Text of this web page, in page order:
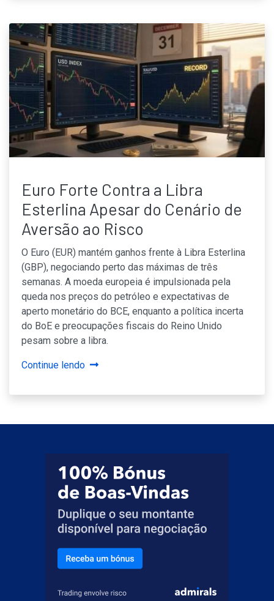
Euro Forte Contra a Libra
Esterlina Apesar do Cenário de
Aversão ao Risco
O Euro (EUR) mantém ganhos frente à Libra Esterlina
(GBP), negociando perto das máximas de três
semanas. A moeda europeia é impulsionada pela
queda nos preços do petróleo e expectativas de
aperto monetário do BCE, enquanto a política incerta
do BoE e preocupações fiscais do Reino Unido
pesam sobre a libra.
Continue lendo